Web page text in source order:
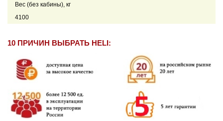
Вес (без кабины), кг
4100
10 ПРИЧИН ВЫБРАТЬ HELI: